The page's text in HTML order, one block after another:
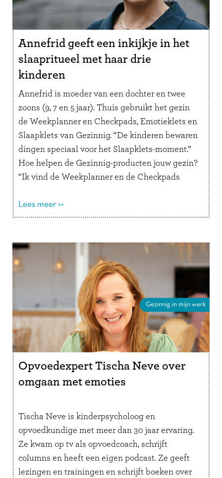
Annefrid geeft een inkijkje in het
slaapritueel met haar drie
kinderen
Annefrid is moeder van een dochter en twee
zoons (9, 7 en 5 jaar). Thuis gebruikt het gezin
de Weekplanner en Checkpads, Emotieklets en
Slaapklets van Gezinnig. “De kinderen bewaren
dingen speciaal voor het Slaapklets-moment.”
Hoe helpen de Gezinnig-producten jouw gezin?
“Ik vind de Weekplanner en de Checkpads
verder
Lees meer >>
Gezinnig in mijn werk
Opvoedexpert Tischa Neve over
omgaan met emoties
Tischa Neve is kinderpsycholoog en
opvoedkundige met meer dan 30 jaar ervaring.
Ze kwam op tv als opvoedcoach, schrijft
columns en heeft een eigen podcast. Ze geeft
lezingen en trainingen en schrijft boeken over